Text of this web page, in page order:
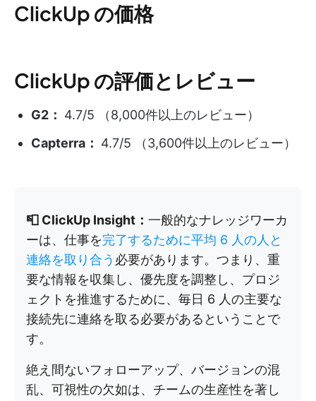
ClickUp の価格
ClickUp の評価とレビュー
G2： 4.7/5 （8,000件以上のレビュー）
Capterra： 4.7/5 （3,600件以上のレビュー）
📮 ClickUp Insight： 一般的なナレッジワーカ
ーは、仕事を完了するために平均 6 人の人と
連絡を取り合う 必要があります。つまり、重
要な情報を収集し、優先度を調整し、プロジ
ェクトを推進するために、毎日 6 人の主要な
接続先に連絡を取る必要があるということで
す。
絶え間ないフォローアップ、バージョンの混
乱、可視性の欠如は、チームの生産性を著し